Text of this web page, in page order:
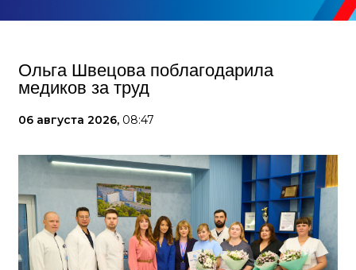
Ольга Швецова поблагодарила
медиков за труд
06 августа 2026, 08:47